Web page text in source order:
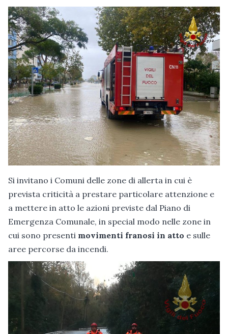
Si invitano i Comuni delle zone di allerta in cui è
prevista criticità a prestare particolare attenzione e
a mettere in atto le azioni previste dal Piano di
Emergenza Comunale, in special modo nelle zone in
cui sono presenti movimenti franosi in atto e sulle
aree percorse da incendi.